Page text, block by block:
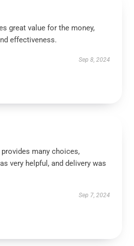
great value for the money,
effectiveness.
Sep 8, 2024
many choices,
very helpful, and delivery was
Sep 7, 2024